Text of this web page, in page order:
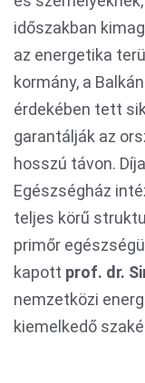
időszakban
az energetika
kormány, a
érdekében tett
garantálják az
hosszú távon.
Egészségház
teljes körű
primőr
kapott prof. dr.
nemzetközi
kiemelkedő